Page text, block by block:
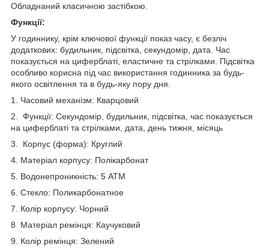
Обладнаний класичною застібкою.
Функції:
У годиннику, крім ключової функції показ часу, є безліч
додаткових: будильник, підсвітка, секундомір, дата. Час
показується на циферблаті, еластичне та стрілками. Підсвітка
особливо корисна під час використання годинника за будь-
якого освітлення та в будь-яку пору дня.
1. Часовий механізм: Кварцовий
2. Функції: Секундомір, будильник, підсвітка, час показується
на циферблаті та стрілками, дата, день тижня, місяць
3. Корпус (форма): Круглий
4. Матеріал корпусу: Полікарбонат
5. Водонепроникність: 5 АТМ
6. Стекло: Поликарбонатное
7. Колір корпусу: Чорний
8 Матеріал ремінця: Каучуковий
9. Колір ремінця: Зелений